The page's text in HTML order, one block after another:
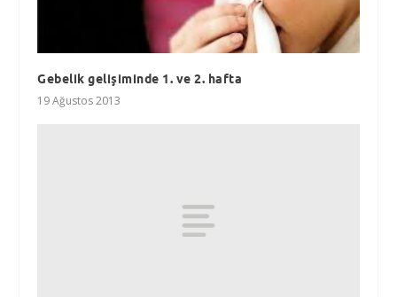
Gebelik gelişiminde 1. ve 2. hafta
19 Ağustos 2013